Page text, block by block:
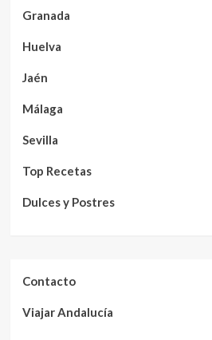
Granada
Huelva
Jaén
Málaga
Sevilla
Top Recetas
Dulces y Postres
Contacto
Viajar Andalucía